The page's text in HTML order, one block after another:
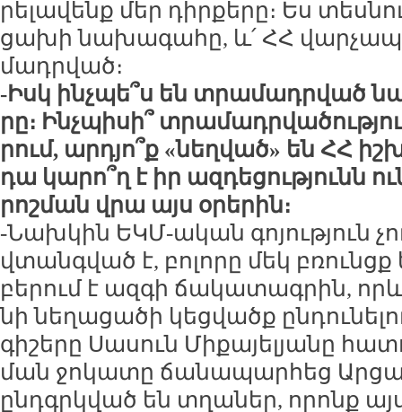
րե­լա­վենք մեր դիր­քե­րը։ Ես
ցա­խի նա­խա­գա­հը, և՛ ՀՀ
մադր­ված։
-Իսկ ինչ­պե՞ս են տրա­մադր­ված
րը։ Ինչ­պի­սի՞
րում, ար­դյո՞ք «նեղ­ված» են ՀՀ
դա կա­րո՞ղ է իր ազ­դե­ցու­թյունն
րոշ­ման վրա այս օ­րե­րին։
-Նախ­կին ԵԿՄ-ա­կան գո­յու­թյուն
վտանգ­ված է, բո­լո­րը մեկ
բե­րում է ազ­գի ճա­կա­տագ­րին,
նի նե­ղա­ցա­ծի կեց­վածք
գի­շե­րը Սա­սուն Մի­քա­յե­լյա­նը
ման ջո­կա­տը ճա­նա­պար­հեց
ընդգրկված են տղա­ներ, ո­րոնք